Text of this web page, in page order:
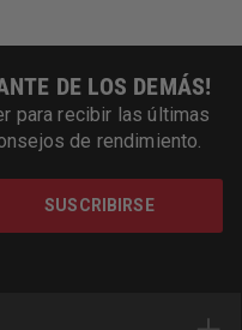
DE LOS DEMÁS!
para recibir las últimas
de rendimiento.
SUSCRIBIRSE